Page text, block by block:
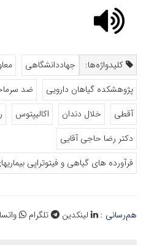
کلیدواژه‌ها: جهاددانشگاهی
پژوهشکده گیاهان دارویی
ضد
آقطی
خلال دندان اکالیپتوس
دکتر رضا حاجی آقایی
فرآورده های گیاهی و فیتوتراپی
هم‌رسانی : لینکدین تلگرام